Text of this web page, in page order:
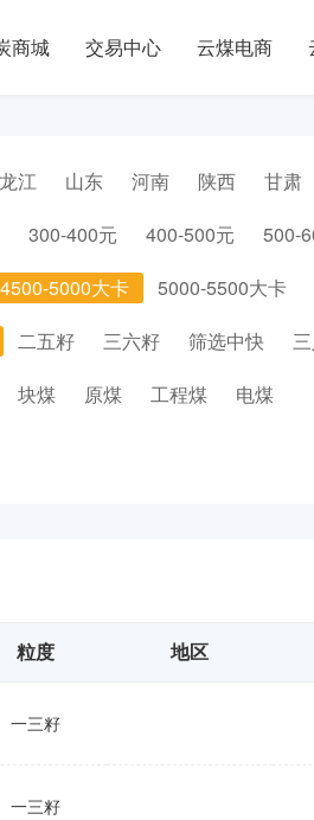
商城 交易中心 云煤电商
江 山东 河南 陕西 甘肃
300-400元 400-500元 500-
4500-5000大卡 5000-5500大卡
二五籽 三六籽 筛选中快
块煤 原煤 工程煤
电煤
粒度 地区
一三籽
一三籽